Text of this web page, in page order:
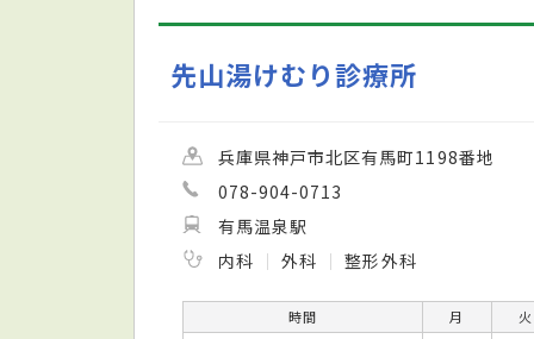
先山湯けむり診療所
兵庫県神戸市北区有馬町1198番地
078-904-0713
有馬温泉駅
内科
外科 整形外科
時間 月
火